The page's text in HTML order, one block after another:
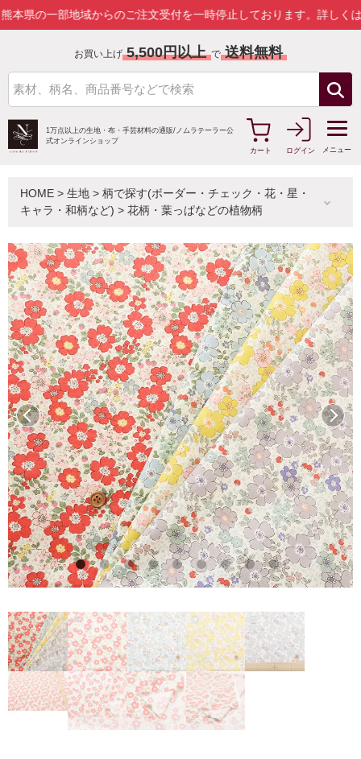
地域からのご注文受付を一時停止しております。詳しくはこちら
お買い上げ 5,500円以上 で 送料無料
1万点以上の生地・布・手芸材料の通販/ ノムラテーラー公
式オンラインショップ
カート
ログイン メニュー
HOME > 生地 > 柄で探す(ボーダー・チェック・花・星・
キャラ・和柄など) > 花柄・葉っぱなどの植物柄
前へ 次へ